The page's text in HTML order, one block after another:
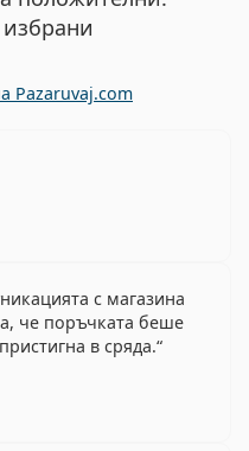
избрани
Pazaruvaj.com
с магазина
че поръчката беше
в сряда.